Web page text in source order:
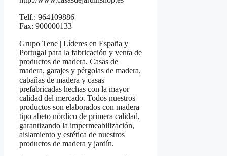
Telf.: 964109886
Fax: 900000133
Grupo Tene | Líderes en España y
Portugal para la fabricación y venta de
productos de madera. Casas de
madera, garajes y pérgolas de madera,
cabañas de madera y casas
prefabricadas hechas con la mayor
calidad del mercado. Todos nuestros
productos son elaborados con madera
tipo abeto nórdico de primera calidad,
garantizando la impermeabilización,
aislamiento y estética de nuestros
productos de madera y jardín.